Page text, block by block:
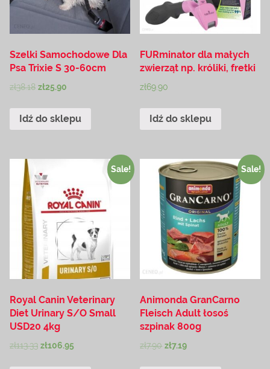
Szelki Samochodowe Dla
Psa Trixie S 30-60cm
zł38.18 zł25.90
Idź do sklepu
FURminator dla małych
zwierząt np. króliki, fretki
zł69.90
Idź do sklepu
Sale!
Royal Canin Veterinary
Diet Urinary S/O Small
USD20 4kg
zł113.33 zł106.95
Sale!
Animonda GranCarno
Fleisch Adult łosoś
szpinak 800g
zł7.90 zł7.19